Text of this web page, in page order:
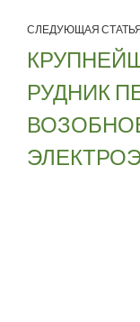
СЛЕДУЮЩАЯ
РУДНИК